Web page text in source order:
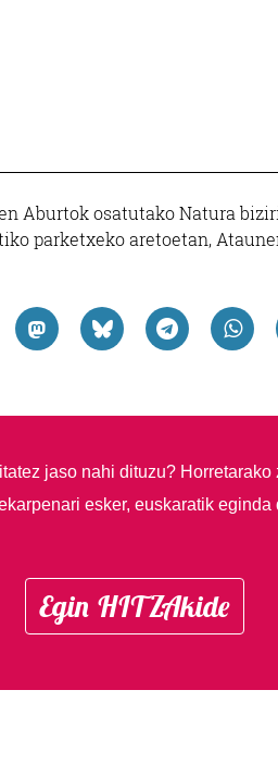
Aburtok osatutako Natura
parketxeko aretoetan,
jaso nahi dituzu?
esker, euskaratik
Egin HITZAkide